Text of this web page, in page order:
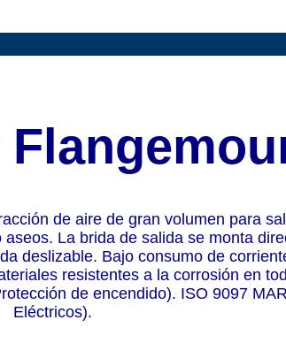
de aire de gran volumen para
La brida de salida se monta
deslizable. Bajo consumo de
resistentes a la corrosión en
de encendido). ISO 9097
Eléctricos).